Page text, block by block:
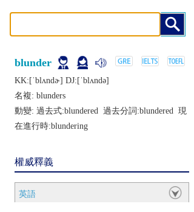
blunder
KK:[ˈblʌndɚ] DJ:[ˈblʌndǝ]
名複: blunders
動變: 過去式:blundered 過去分詞:blundered 現
在進行時:blundering
權威釋義
英語